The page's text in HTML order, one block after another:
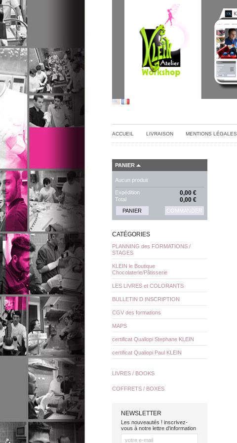
ACCUEIL LIVRAISON MENTIONS LÉGALES
PANIER
Aucun produit
Expédition 0,00 €
Total 0,00 €
PANIER COMMANDER
CATÉGORIES
PLANNING des FORMATIONS /
STAGES
KLEIN le Boutique
Chocolaterie/Pâtisserie
LES LIVRES et COLORANTS
BULLETIN D INSCRIPTION
CGV des formations
MAPS
certificat Qualiopi Stephane KLEIN
certificat Qualiopi Paul KLEIN
LIVRES / BOOKS
COFFRETS / BOXES
NEWSLETTER
Les nouveautés ! inscrivez-
vous à notre lettre d'information